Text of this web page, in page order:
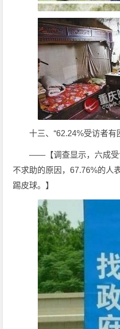
十三、“62.24%受访者
——【调查显示，六成受
不求助的原因，67.76%的人
踢皮球。】